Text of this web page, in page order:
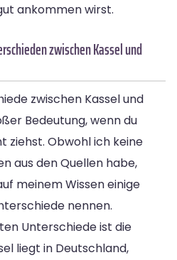
ankommen wirst.
zwischen Kassel und
zwischen Kassel und
Bedeutung, wenn du
ziehst. Obwohl ich keine
aus den Quellen habe,
meinem Wissen einige
nennen.
Unterschiede ist die
liegt in Deutschland,